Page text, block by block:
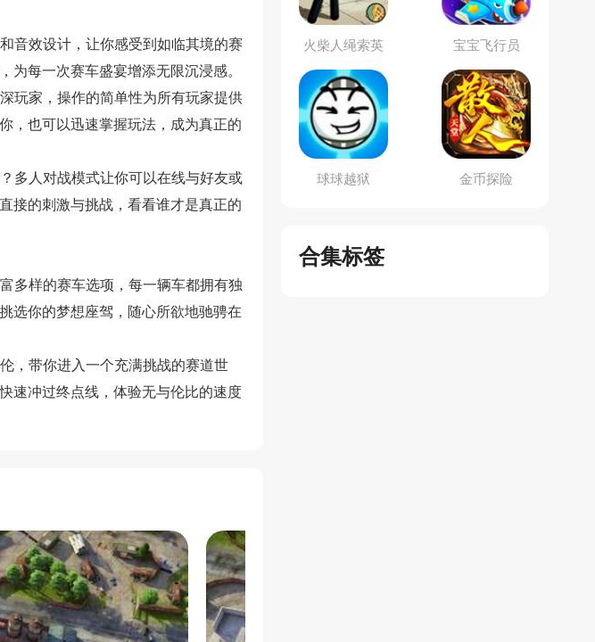
音效设计，让你感受到如临其境的赛
为每一次赛车盛宴增添无限沉浸感。
玩家，操作的简单性为所有玩家提供
，也可以迅速掌握玩法，成为真正的
多人对战模式让你可以在线与好友或
接的刺激与挑战，看看谁才是真正的
多样的赛车选项，每一辆车都拥有独
选你的梦想座驾，随心所欲地驰骋在
，带你进入一个充满挑战的赛道世
速冲过终点线，体验无与伦比的速度
火柴人绳索英
雄：黑豹警官
宝宝飞行员
球球越狱 金币探险
合集标签